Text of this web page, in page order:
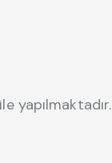
yapılmaktadır.